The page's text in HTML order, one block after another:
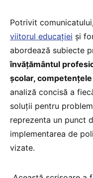
Potrivit
viitorul educației și
abordează subiecte
învățământul
școlar,
analiză concisă a
soluții pentru
reprezenta un punct
implementarea de
vizate.